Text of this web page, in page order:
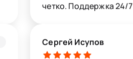
четко. Поддержка 24/7
Сергей Исупов